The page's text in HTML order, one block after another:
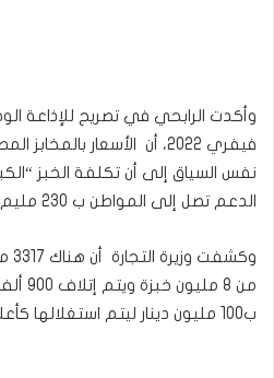
فيفري 2022، أن الأسعار
الدعم تصل إلى المواطن ب 230 مليم.
من 8
ب100 مليون دينار ليتم استغلالها كأعلاف.